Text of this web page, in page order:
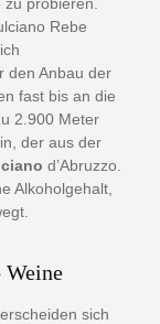
Rebe
den Anbau der
fast bis an die
2.900 Meter
der aus der
d’Abruzzo.
Alkoholgehalt,
Weine
sich